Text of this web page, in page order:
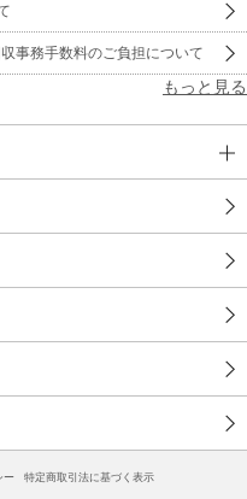
事務手数料のご負担について
もっと見る
ー 特定商取引法に基づく表示